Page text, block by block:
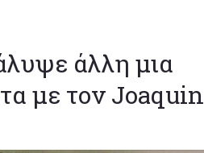
άλλη μια
με τον Joaquin